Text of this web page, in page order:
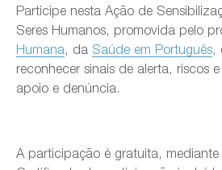
Participe nesta Ação de
Seres Humanos, promovida pelo
Humana, da Saúde em Português,
reconhecer sinais de alerta, riscos
apoio e denúncia.
A participação é gratuita, mediante